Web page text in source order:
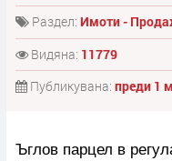
Раздел: Имоти -
Видяна: 11779
Публикувана: преди 1
Ъглов парцел в